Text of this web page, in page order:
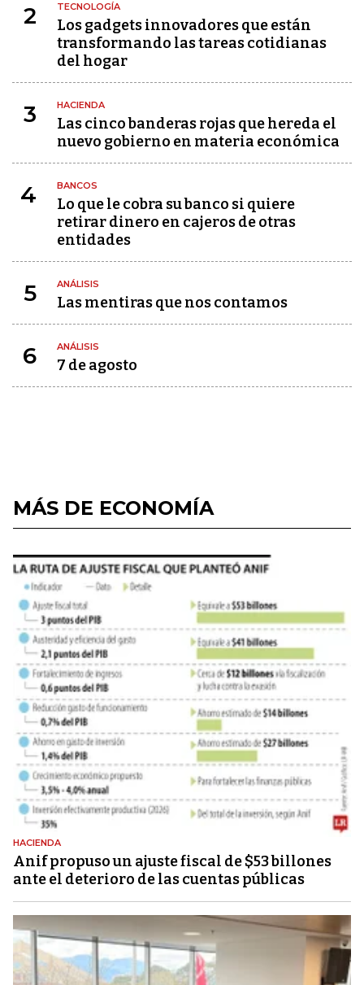
2 TECNOLOGÍA
Los gadgets innovadores que están
transformando las tareas cotidianas
del hogar
3 HACIENDA
Las cinco banderas rojas que hereda el
nuevo gobierno en materia económica
4 BANCOS
Lo que le cobra su banco si quiere
retirar dinero en cajeros de otras
entidades
5 ANÁLISIS
Las mentiras que nos contamos
6 ANÁLISIS
7 de agosto
MÁS DE ECONOMÍA
HACIENDA
Anif propuso un ajuste fiscal de $53 billones
ante el deterioro de las cuentas públicas